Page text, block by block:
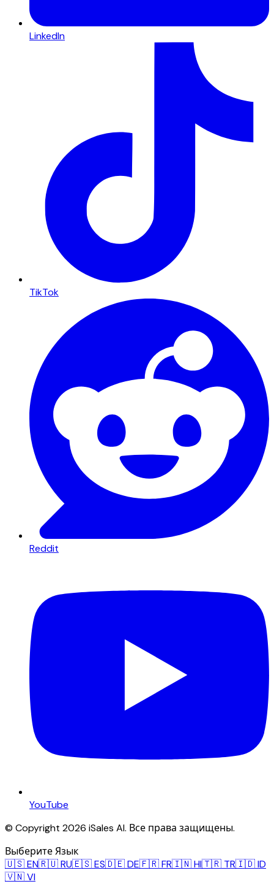
LinkedIn
TikTok
Reddit
YouTube
© Copyright 2026 iSales AI. Все права защищены.
Выберите Язык
🇺🇸EN🇷🇺RU🇪🇸ES🇩🇪DE🇫🇷FR🇮🇳HI🇹🇷 TR🇮🇩ID
🇻🇳VI